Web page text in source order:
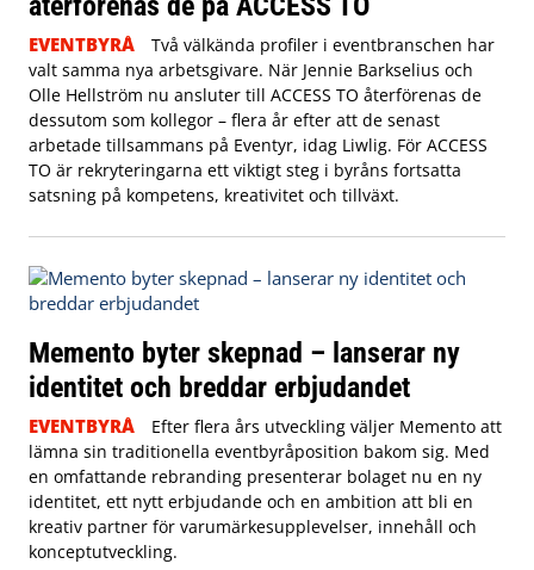
EVENTBYRÅ
Två välkända profiler i eventbranschen har
valt samma nya arbetsgivare. När Jennie Barkselius och
Olle Hellström nu ansluter till ACCESS TO återförenas de
dessutom som kollegor – flera år efter att de senast
arbetade tillsammans på Eventyr, idag Liwlig. För ACCESS
TO är rekryteringarna ett viktigt steg i byråns fortsatta
satsning på kompetens, kreativitet och tillväxt.
Memento byter skepnad – lanserar ny
identitet och breddar erbjudandet
EVENTBYRÅ
Efter flera års utveckling väljer Memento att
lämna sin traditionella eventbyråposition bakom sig. Med
en omfattande rebranding presenterar bolaget nu en ny
identitet, ett nytt erbjudande och en ambition att bli en
kreativ partner för varumärkesupplevelser, innehåll och
konceptutveckling.